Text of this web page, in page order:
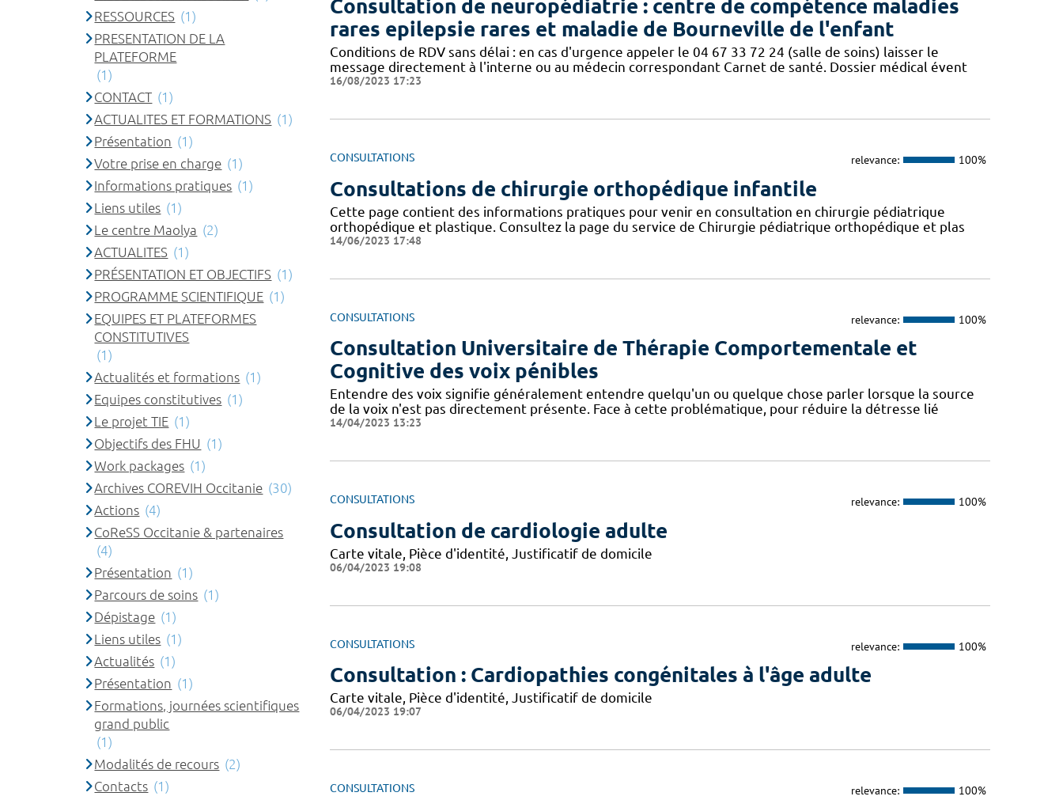
Consultation de neuropédiatrie : centre de compétence maladies
rares epilepsie rares et maladie de Bourneville de l'enfant
Conditions de RDV sans délai : en cas d'urgence appeler le 04 67 33 72 24 (salle de soins) laisser le
message directement à l'interne ou au médecin correspondant Carnet de santé. Dossier médical évent
16/08/2023 17:23
CONSULTATIONS relevance: 100%
Consultations de chirurgie orthopédique infantile
Cette page contient des informations pratiques pour venir en consultation en chirurgie pédiatrique
orthopédique et plastique. Consultez la page du service de Chirurgie pédiatrique orthopédique et plas
14/06/2023 17:48
CONSULTATIONS relevance: 100%
Consultation Universitaire de Thérapie Comportementale et
Cognitive des voix pénibles
Entendre des voix signifie généralement entendre quelqu'un ou quelque chose parler lorsque la source
de la voix n'est pas directement présente. Face à cette problématique, pour réduire la détresse lié
14/04/2023 13:23
CONSULTATIONS relevance: 100%
Consultation de cardiologie adulte
Carte vitale, Pièce d'identité, Justificatif de domicile
06/04/2023 19:08
CONSULTATIONS relevance: 100%
Consultation : Cardiopathies congénitales à l'âge adulte
Carte vitale, Pièce d'identité, Justificatif de domicile
06/04/2023 19:07
CONSULTATIONS relevance: 100%
RESSOURCES (1)
PRESENTATION DE LA
PLATEFORME
(1)
CONTACT (1)
ACTUALITES ET FORMATIONS (1)
Présentation (1)
Votre prise en charge (1)
Informations pratiques (1)
Liens utiles (1)
Le centre Maolya (2)
ACTUALITES (1)
PRÉSENTATION ET OBJECTIFS (1)
PROGRAMME SCIENTIFIQUE (1)
EQUIPES ET PLATEFORMES
CONSTITUTIVES
(1)
Actualités et formations (1)
Equipes constitutives (1)
Le projet TIE (1)
Objectifs des FHU (1)
Work packages (1)
Archives COREVIH Occitanie (30)
Actions (4)
CoReSS Occitanie & partenaires
(4)
Présentation (1)
Parcours de soins (1)
Dépistage (1)
Liens utiles (1)
Actualités (1)
Présentation (1)
Formations, journées scientifiques
grand public
(1)
Modalités de recours (2)
Contacts (1)